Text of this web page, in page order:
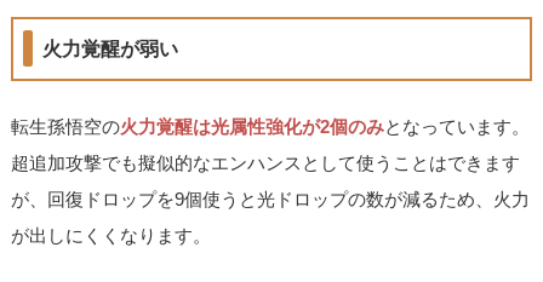
火力覚醒が弱い
転生孫悟空の火力覚醒は光属性強化が2個のみとなっています。
超追加攻撃でも擬似的なエンハンスとして使うことはできます
が、回復ドロップを9個使うと光ドロップの数が減るため、火力
が出しにくくなります。